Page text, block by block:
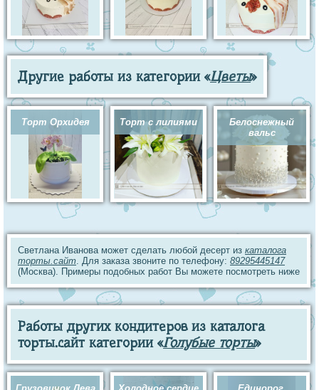
Другие работы из категории «Цветы»
Торт Орхидея Торт с лилиями
Белоснежный
вальс
Светлана Иванова может сделать любой десерт из каталога
торты.сайт . Для заказа звоните по телефону: 89295445147
(Москва). Примеры подобных работ Вы можете посмотреть ниже
Работы других кондитеров из каталога
торты.сайт категории «Голубые торты»